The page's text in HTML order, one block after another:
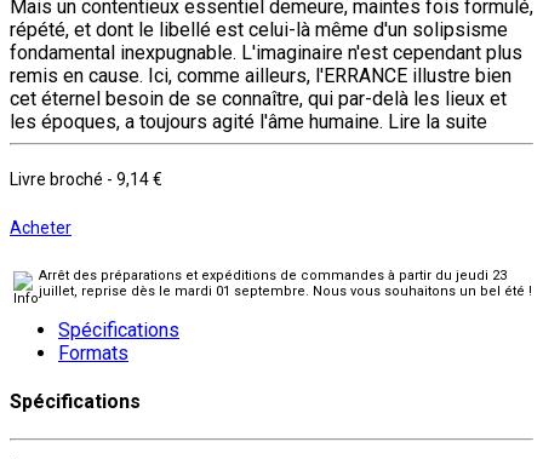
Mais un contentieux essentiel demeure, maintes fois formulé,
répété, et dont le libellé est celui-là même d'un solipsisme
fondamental inexpugnable. L'imaginaire n'est cependant plus
remis en cause. Ici, comme ailleurs, l'ERRANCE illustre bien
cet éternel besoin de se connaître, qui par-delà les lieux et
les époques, a toujours agité l'âme humaine. Lire la suite
Livre broché - 9,14 €
Acheter
Arrêt des préparations et expéditions de commandes à partir du jeudi 23
juillet, reprise dès le mardi 01 septembre. Nous vous souhaitons un bel été !
Spécifications
Formats
Spécifications